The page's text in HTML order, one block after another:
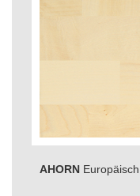
AHORN Europäisch